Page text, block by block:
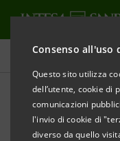
Consenso all'uso
Questo sito utilizza
dell’utente, cookie di
comunicazioni
l'invio di cookie di
diverso da quello
Comunicati stampa
STAMPA AGGIORNA
APER - INTESA
FAVORIRE